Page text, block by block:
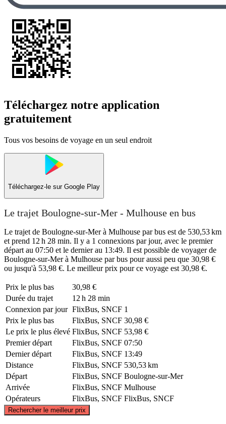
Téléchargez notre application
gratuitement
Tous vos besoins de voyage en un seul endroit
Téléchargez-le sur Google Play
Le trajet Boulogne-sur-Mer - Mulhouse en bus
Le trajet de Boulogne-sur-Mer à Mulhouse par bus est de 530,53 km
et prend 12 h 28 min. Il y a 1 connexions par jour, avec le premier
départ au 07:50 et le dernier au 13:49. Il est possible de voyager de
Boulogne-sur-Mer à Mulhouse par bus pour aussi peu que 30,98 €
ou jusqu'à 53,98 €. Le meilleur prix pour ce voyage est 30,98 €.
Prix ​​le plus bas
30,98 €
Durée du trajet
12 h 28 min
Connexion par jour FlixBus, SNCF 1
Prix ​​le plus bas
FlixBus, SNCF 30,98 €
Le prix le plus élevé FlixBus, SNCF 53,98 €
Premier départ
FlixBus, SNCF 07:50
Dernier départ
FlixBus, SNCF 13:49
Distance
FlixBus, SNCF 530,53 km
Départ
FlixBus, SNCF Boulogne-sur-Mer
Arrivée
FlixBus, SNCF Mulhouse
Opérateurs
FlixBus, SNCF FlixBus, SNCF
Rechercher le meilleur prix
© CARTO, ©OpenStreetMap